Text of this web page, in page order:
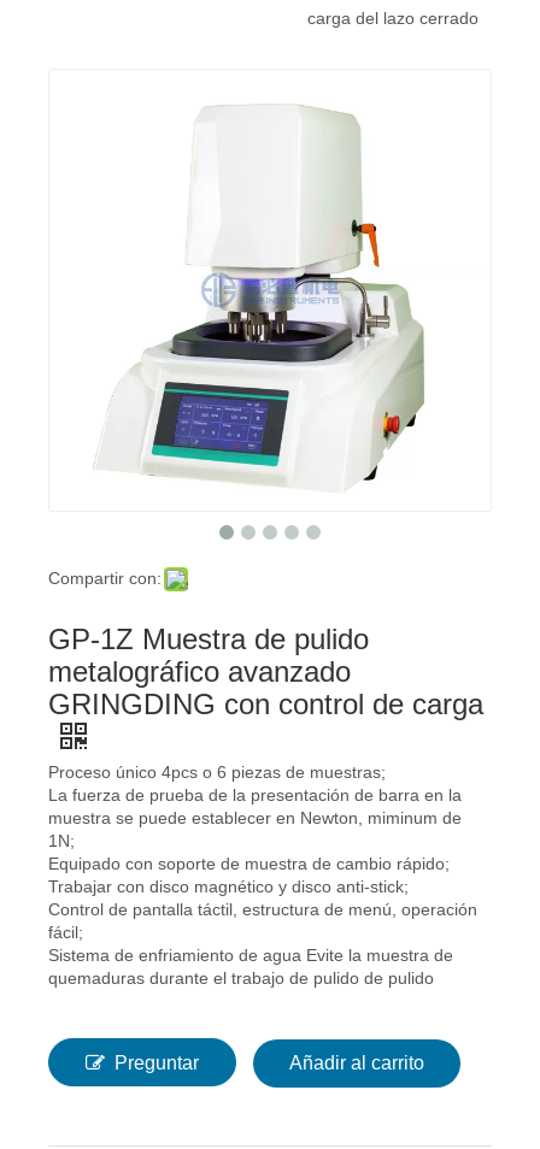
carga del lazo cerrado
Compartir con:
GP-1Z Muestra de pulido
metalográfico avanzado
GRINGDING con control de carga
Proceso único 4pcs o 6 piezas de muestras;
La fuerza de prueba de la presentación de barra en la
muestra se puede establecer en Newton, miminum de
1N;
Equipado con soporte de muestra de cambio rápido;
Trabajar con disco magnético y disco anti-stick;
Control de pantalla táctil, estructura de menú, operación
fácil;
Sistema de enfriamiento de agua Evite la muestra de
quemaduras durante el trabajo de pulido de pulido
Preguntar Añadir al carrito